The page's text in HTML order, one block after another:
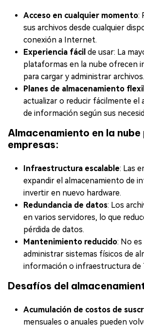
Acceso en cualquier momento:
sus archivos desde cualquier
conexión a Internet.
Experiencia fácil de usar: La
plataformas en la nube ofrecen
para cargar y administrar archivos.
Planes de almacenamiento
actualizar o reducir fácilmente el
de información según sus
Almacenamiento en la nube
empresas:
Infraestructura escalable: Las
expandir el almacenamiento de
invertir en nuevo hardware.
Redundancia de datos: Los
en varios servidores, lo que
pérdida de datos.
Mantenimiento reducido: No
administrar sistemas físicos de
información o infraestructura de
Desafíos del
Acumulación de costos de
mensuales o anuales pueden